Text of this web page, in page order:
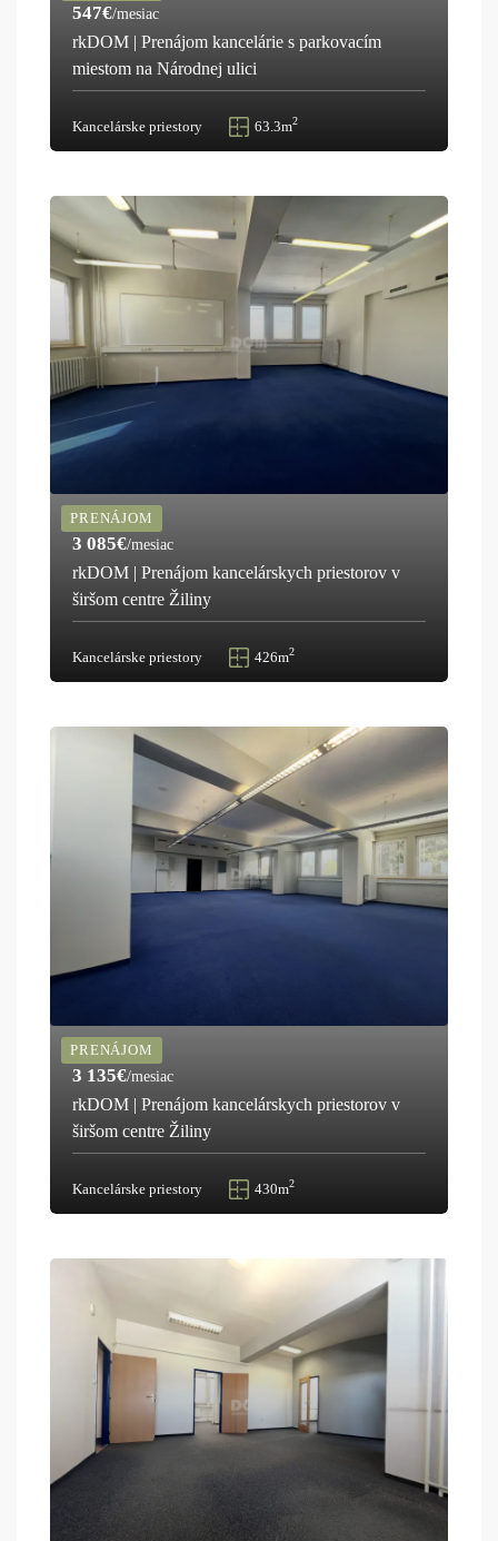
547€/mesiac
rkDOM | Prenájom kancelárie s parkovacím
miestom na Národnej ulici
Kancelárske priestory 63.3m2
PRENÁJOM
3 085€/mesiac
rkDOM | Prenájom kancelárskych priestorov v
širšom centre Žiliny
Kancelárske priestory 426m2
PRENÁJOM
3 135€/mesiac
rkDOM | Prenájom kancelárskych priestorov v
širšom centre Žiliny
Kancelárske priestory 430m2